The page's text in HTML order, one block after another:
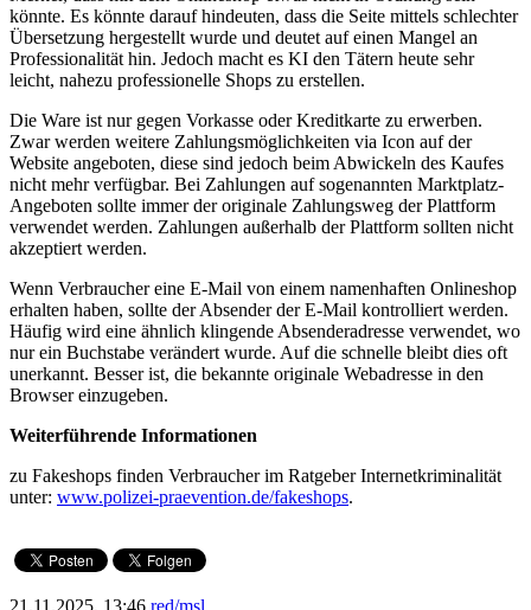
könnte. Es könnte darauf hindeuten, dass die Seite mittels schlechter
Übersetzung hergestellt wurde und deutet auf einen Mangel an
Professionalität hin. Jedoch macht es KI den Tätern heute sehr
leicht, nahezu professionelle Shops zu erstellen.
Die Ware ist nur gegen Vorkasse oder Kreditkarte zu erwerben.
Zwar werden weitere Zahlungsmöglichkeiten via Icon auf der
Website angeboten, diese sind jedoch beim Abwickeln des Kaufes
nicht mehr verfügbar. Bei Zahlungen auf sogenannten Marktplatz-
Angeboten sollte immer der originale Zahlungsweg der Plattform
verwendet werden. Zahlungen außerhalb der Plattform sollten nicht
akzeptiert werden.
Wenn Verbraucher eine E-Mail von einem namenhaften Onlineshop
erhalten haben, sollte der Absender der E-Mail kontrolliert werden.
Häufig wird eine ähnlich klingende Absenderadresse verwendet, wo
nur ein Buchstabe verändert wurde. Auf die schnelle bleibt dies oft
unerkannt. Besser ist, die bekannte originale Webadresse in den
Browser einzugeben.
Weiterführende Informationen
zu Fakeshops finden Verbraucher im Ratgeber Internetkriminalität
unter: www.polizei-praevention.de/fakeshops.
21.11.2025, 13:46 red/msl